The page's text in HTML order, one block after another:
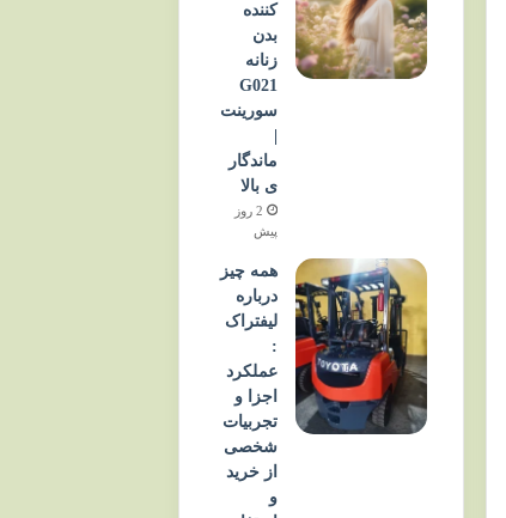
کننده
بدن
زنانه
G021
سورینت
ماندگار
ی بالا
2 روز
پیش
همه چیز
درباره
لیفتراک
:
عملکرد
اجزا و
تجربیات
شخصی
از خرید
و